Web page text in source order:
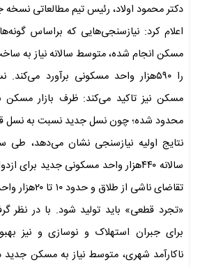
دکتر محمود اولاد، رئیس تیم مطالعاتی
اعلام کرد: نیازسنجی‌هایی که براساس
مسکن انجام شده، متوسط سالانه نیاز به
را ۵۹۰هزار واحد مسکونی برآورد
مسکن نیز تاکید می‌کند: ظرف بازار
محدود شده؛ چون نسل جدید نسبت به
تقاضای ناشی از
«تجرد قطعی» باید تولید شود. با در نظر
برای جبران استهلاک و نوسازی و نیز